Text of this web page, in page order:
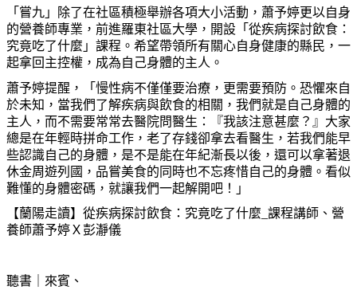
「嘗九」除了在社區積極舉辦各項大小活動，蕭予婷更以自身
的營養師專業，前進羅東社區大學，開設「從疾病探討飲食：
究竟吃了什麼」課程。希望帶領所有關心自身健康的縣民，一
起拿回主控權，成為自己身體的主人。
蕭予婷提醒，「慢性病不僅僅要治療，更需要預防。恐懼來自
於未知，當我們了解疾病與飲食的相關，我們就是自己身體的
主人，而不需要常常去醫院問醫生：『我該注意甚麼？』大家
總是在年輕時拼命工作，老了存錢卻拿去看醫生，若我們能早
些認識自己的身體，是不是能在年紀漸長以後，還可以拿著退
休金周遊列國，品嘗美食的同時也不忘疼惜自己的身體。看似
難懂的身體密碼，就讓我們一起解開吧！」
【蘭陽走讀】從疾病探討飲食：究竟吃了什麼_課程講師、營
養師蕭予婷Ｘ彭瀞儀
聽書｜來賓、